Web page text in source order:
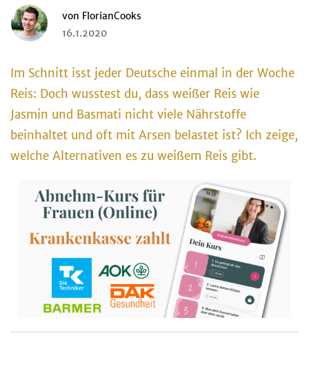
von FlorianCooks
16.1.2020
Im Schnitt isst jeder Deutsche einmal in der Woche
Reis: Doch wusstest du, dass weißer Reis wie
Jasmin und Basmati nicht viele Nährstoffe
beinhaltet und oft mit Arsen belastet ist? Ich zeige,
welche Alternativen es zu weißem Reis gibt.